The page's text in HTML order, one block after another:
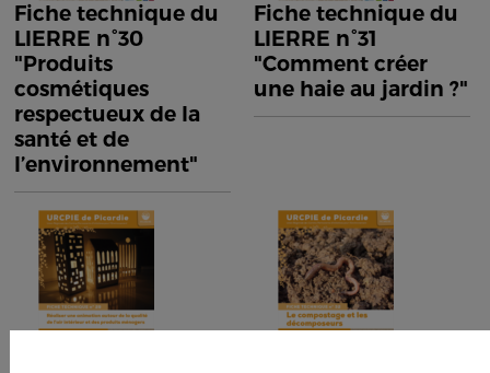
Fiche technique du
LIERRE n°30
"Produits
cosmétiques
respectueux de la
santé et de
l’environnement"
Fiche technique du
LIERRE n°31
"Comment créer
une haie au jardin ?"